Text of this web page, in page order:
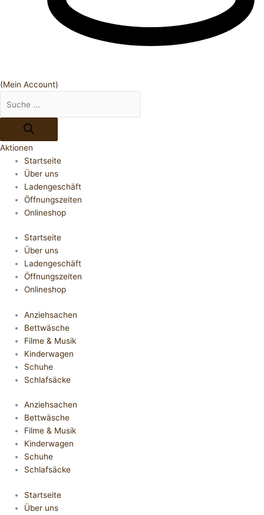
(Mein Account)
Aktionen
Startseite
Über uns
Ladengeschäft
Öffnungszeiten
Onlineshop
Startseite
Über uns
Ladengeschäft
Öffnungszeiten
Onlineshop
Anziehsachen
Bettwäsche
Filme & Musik
Kinderwagen
Schuhe
Schlafsäcke
Anziehsachen
Bettwäsche
Filme & Musik
Kinderwagen
Schuhe
Schlafsäcke
Startseite
Über uns